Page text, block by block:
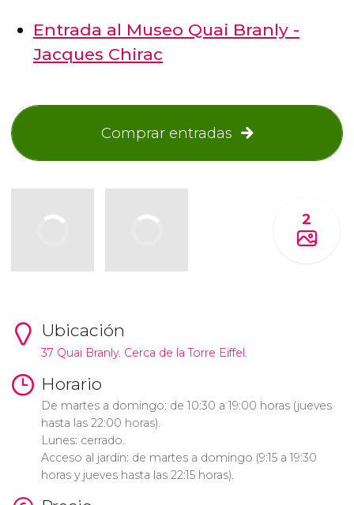
Entrada al Museo Quai Branly -
Jacques Chirac
Comprar entradas
2
Ubicación
37 Quai Branly. Cerca de la Torre Eiffel.
Horario
De martes a domingo: de 10:30 a 19:00 horas (jueves
hasta las 22:00 horas).
Lunes: cerrado.
Acceso al jardín: de martes a domingo (9:15 a 19:30
horas y jueves hasta las 22:15 horas).